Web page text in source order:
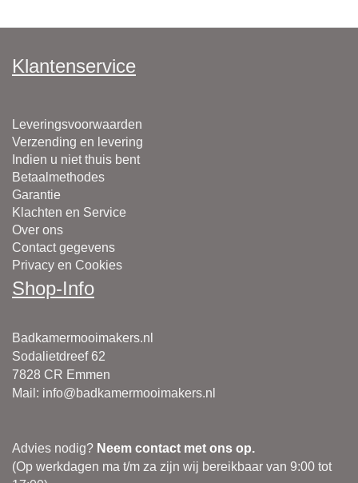
Klantenservice
Leveringsvoorwaarden
Verzending en levering
Indien u niet thuis bent
Betaalmethodes
Garantie
Klachten en Service
Over ons
Contact gegevens
Privacy en Cookies
Shop-Info
Badkamermooimakers.nl
Sodalietdreef 62
7828 CR Emmen
Mail : info@badkamermooimakers.nl
Advies nodig? Neem contact met ons op.
(Op werkdagen ma t/m za zijn wij bereikbaar van 9:00 tot